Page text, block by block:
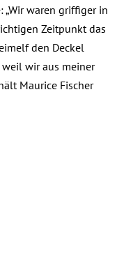
waren griffiger in
Zeitpunkt das
den Deckel
weil wir aus meiner
Maurice Fischer